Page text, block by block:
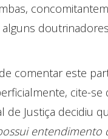
comentar este
cite-se
de Justiça decidiu
entendimento